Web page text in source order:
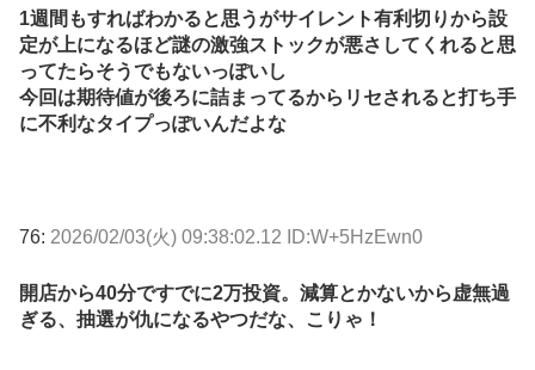
1週間もすればわかると思うがサイレント有利切りから設
定が上になるほど謎の激強ストックが悪さしてくれると思
ってたらそうでもないっぽいし
今回は期待値が後ろに詰まってるからリセされると打ち手
に不利なタイプっぽいんだよな
76: 2026/02/03(火) 09:38:02.12 ID:W+5HzEwn0
開店から40分ですでに2万投資。減算とかないから虚無過
ぎる、抽選が仇になるやつだな、こりゃ！